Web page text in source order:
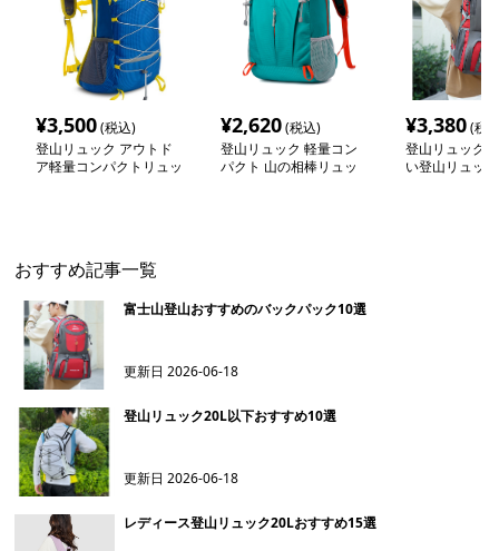
¥3,500(税込)
登山リュック アウトド
ア軽量コンパクトリュッ
¥2,620(税込)
登山リュック 軽量コン
パクト 山の相棒リュッ
¥3,380(税
登山リュック
い登山リュック
おすすめ記事一覧
富士山登山おすすめのバックパック10選
更新日2026-06-18
登山リュック20L以下おすすめ10選
更新日2026-06-18
レディース登山リュック20Lおすすめ15選